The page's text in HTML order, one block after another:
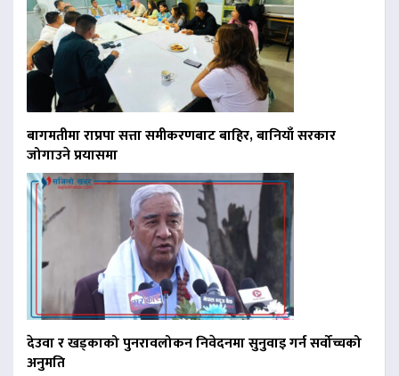
बागमतीमा राप्रपा सत्ता समीकरणबाट बाहिर, बानियाँ सरकार
जोगाउने प्रयासमा
देउवा र खड्काको पुनरावलोकन निवेदनमा सुनुवाइ गर्न सर्वोच्चको
अनुमति